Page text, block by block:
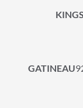
GATINEAU